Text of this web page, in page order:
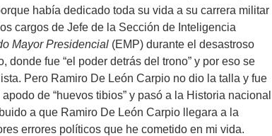
había dedicado toda su vida a su carrera militar
cargos de Jefe de la Sección de Inteligencia
Mayor Presidencial (EMP) durante el desastroso
fue “el poder detrás del trono” y por eso se
Pero Ramiro De León Carpio no dio la talla y fue
de “huevos tibios” y pasó a la Historia nacional
a que Ramiro De León Carpio llegara a la
errores políticos que he cometido en mi vida.